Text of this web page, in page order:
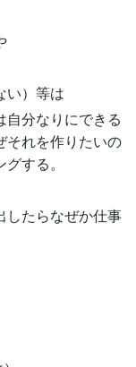
い）等は
分なりにできる
それを作りたいの
する。
たらなぜか仕事